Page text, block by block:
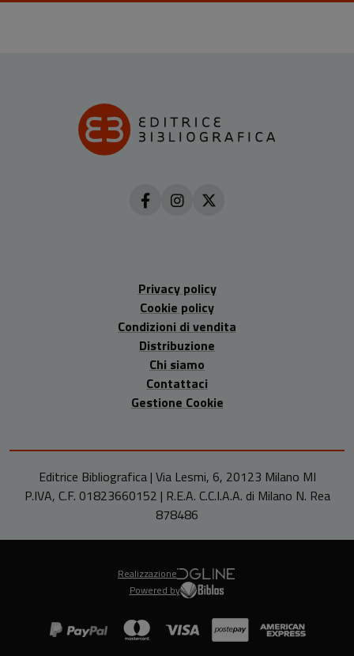
Privacy policy
Cookie policy
Condizioni di vendita
Distribuzione
Chi siamo
Contattaci
Gestione Cookie
Editrice Bibliografica | Via Lesmi, 6, 20123 Milano MI
P.IVA, C.F. 01823660152 | R.E.A. C.C.I.A.A. di Milano N. Rea
878486
Realizzazione
Powered by